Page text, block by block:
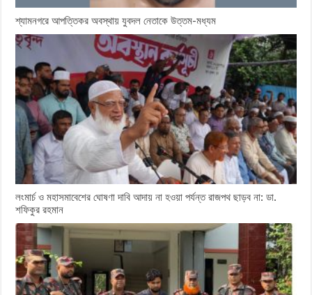
শ্যামনগরে আপত্তিকর অবস্থায় যুবদল নেতাকে উত্তম-মধ্যম
লংমার্চ ও মহাসমাবেশের ঘোষণা দাবি আদায় না হওয়া পর্যন্ত রাজপথ ছাড়ব না: ডা.
শফিকুর রহমান